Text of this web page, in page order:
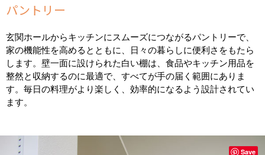
パントリー
玄関ホールからキッチンにスムーズにつながるパントリーで、
家の機能性を高めるとともに、日々の暮らしに便利さをもたら
します。壁一面に設けられた白い棚は、食品やキッチン用品を
整然と収納するのに最適で、すべてが手の届く範囲にありま
す。毎日の料理がより楽しく、効率的になるよう設計されてい
ます。
Save